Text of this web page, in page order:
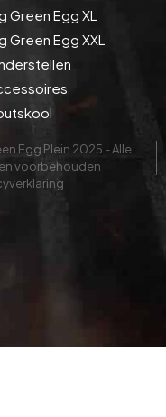
Green Egg XL
Green Egg XXL
Egg Plein 2025 - Alle
voorbehouden